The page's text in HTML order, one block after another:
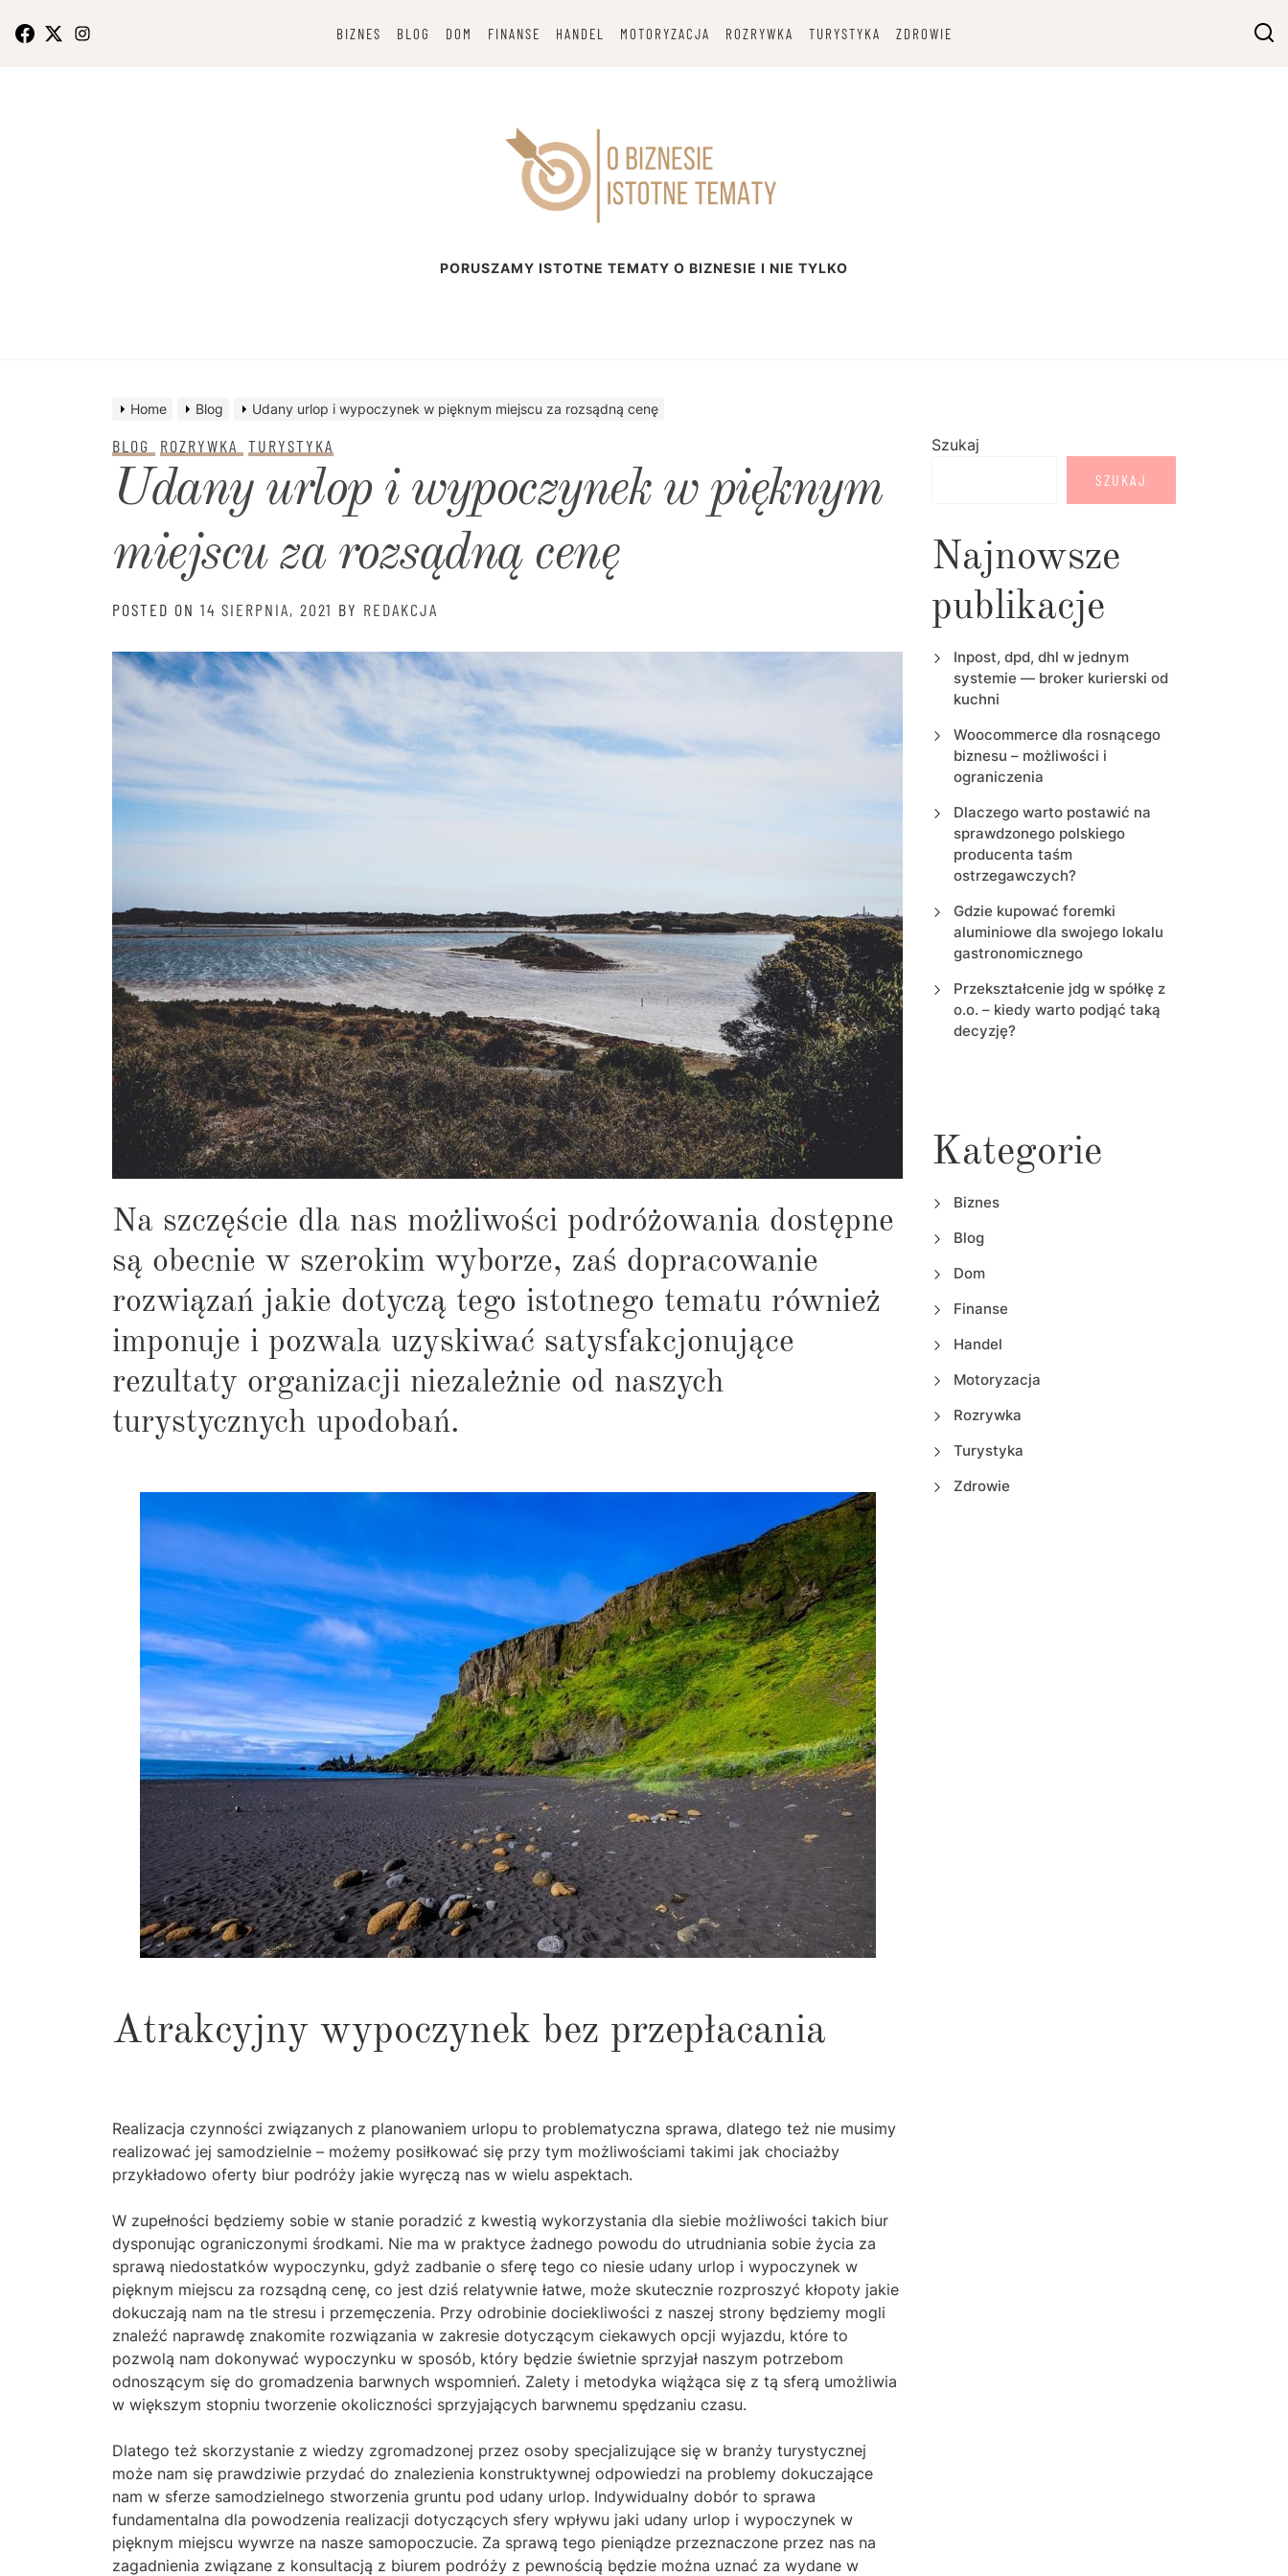
BIZNES BLOG DOM FINANSE HANDEL MOTORYZACJA ROZRYWKA TURYSTYKA ZDROWIE
PORUSZAMY ISTOTNE TEMATY O BIZNESIE I NIE TYLKO
Home Blog Udany urlop i wypoczynek w pięknym miejscu za rozsądną cenę
BLOG ROZRYWKA TURYSTYKA
Udany urlop i wypoczynek w pięknym
miejscu za rozsądną cenę
POSTED ON 14 SIERPNIA, 2021 BY REDAKCJA
Na szczęście dla nas możliwości podróżowania dostępne
są obecnie w szerokim wyborze, zaś dopracowanie
rozwiązań jakie dotyczą tego istotnego tematu również
imponuje i pozwala uzyskiwać satysfakcjonujące
rezultaty organizacji niezależnie od naszych
turystycznych upodobań.
Atrakcyjny wypoczynek bez przepłacania
Realizacja czynności związanych z planowaniem urlopu to problematyczna sprawa, dlatego też nie musimy
realizować jej samodzielnie – możemy posiłkować się przy tym możliwościami takimi jak chociażby
przykładowo oferty biur podróży jakie wyręczą nas w wielu aspektach.
W zupełności będziemy sobie w stanie poradzić z kwestią wykorzystania dla siebie możliwości takich biur
dysponując ograniczonymi środkami. Nie ma w praktyce żadnego powodu do utrudniania sobie życia za
sprawą niedostatków wypoczynku, gdyż zadbanie o sferę tego co niesie udany urlop i wypoczynek w
pięknym miejscu za rozsądną cenę, co jest dziś relatywnie łatwe, może skutecznie rozproszyć kłopoty jakie
dokuczają nam na tle stresu i przemęczenia. Przy odrobinie dociekliwości z naszej strony będziemy mogli
znaleźć naprawdę znakomite rozwiązania w zakresie dotyczącym ciekawych opcji wyjazdu, które to
pozwolą nam dokonywać wypoczynku w sposób, który będzie świetnie sprzyjał naszym potrzebom
odnoszącym się do gromadzenia barwnych wspomnień. Zalety i metodyka wiążąca się z tą sferą umożliwia
w większym stopniu tworzenie okoliczności sprzyjających barwnemu spędzaniu czasu.
Dlatego też skorzystanie z wiedzy zgromadzonej przez osoby specjalizujące się w branży turystycznej
może nam się prawdziwie przydać do znalezienia konstruktywnej odpowiedzi na problemy dokuczające
nam w sferze samodzielnego stworzenia gruntu pod udany urlop. Indywidualny dobór to sprawa
fundamentalna dla powodzenia realizacji dotyczących sfery wpływu jaki udany urlop i wypoczynek w
pięknym miejscu wywrze na nasze samopoczucie. Za sprawą tego pieniądze przeznaczone przez nas na
zagadnienia związane z konsultacją z biurem podróży z pewnością będzie można uznać za wydane w
Szukaj
SZUKAJ
Najnowsze
publikacje
Inpost, dpd, dhl w jednym
systemie — broker kurierski od
kuchni
Woocommerce dla rosnącego
biznesu – możliwości i
ograniczenia
Dlaczego warto postawić na
sprawdzonego polskiego
producenta taśm
ostrzegawczych?
Gdzie kupować foremki
aluminiowe dla swojego lokalu
gastronomicznego
Przekształcenie jdg w spółkę z
o.o. – kiedy warto podjąć taką
decyzję?
Kategorie
Biznes
Blog
Dom
Finanse
Handel
Motoryzacja
Rozrywka
Turystyka
Zdrowie